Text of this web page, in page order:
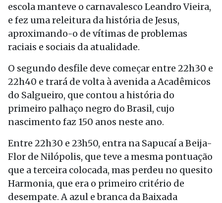
escola manteve o carnavalesco Leandro Vieira,
e fez uma releitura da história de Jesus,
aproximando-o de vítimas de problemas
raciais e sociais da atualidade.
O segundo desfile deve começar entre 22h30 e
22h40 e trará de volta à avenida a Acadêmicos
do Salgueiro, que contou a história do
primeiro palhaço negro do Brasil, cujo
nascimento faz 150 anos neste ano.
Entre 22h30 e 23h50, entra na Sapucaí a Beija-
Flor de Nilópolis, que teve a mesma pontuação
que a terceira colocada, mas perdeu no quesito
Harmonia, que era o primeiro critério de
desempate. A azul e branca da Baixada